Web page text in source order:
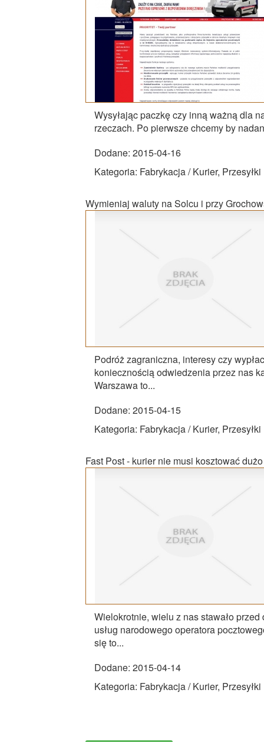
Wysyłając paczkę czy inną ważną dla
rzeczach. Po pierwsze chcemy by
Dodane: 2015-04-16
Kategoria: Fabrykacja / Kurier, Przesyłki
Wymieniaj waluty na Solcu i przy
Podróż zagraniczna, interesy czy
koniecznością odwiedzenia przez nas
Warszawa to...
Dodane: 2015-04-15
Kategoria: Fabrykacja / Kurier, Przesyłki
Fast Post - kurier nie musi kosztować dużo
Wielokrotnie, wielu z nas stawało
usług narodowego operatora
się to...
Dodane: 2015-04-14
Kategoria: Fabrykacja / Kurier, Przesyłki